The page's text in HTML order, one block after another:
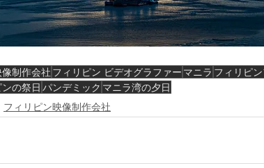
制作会社 フィリピン ビデオグラファー マニラ フィリピ
の祭日 パンデミック マニラ湾の夕日
フィリピン映像制作会社